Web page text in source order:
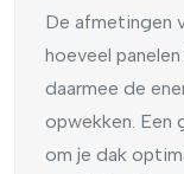
De afmetingen
hoeveel
daarmee de
opwekken. Een
om je dak